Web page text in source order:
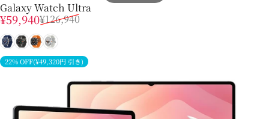
Galaxy Watch Ultra
販売価格
¥59,940
通常価格¥126,940
チタンブルー
チタンシルバー
チタングレー
チタンホワイト
22% OFF(¥49,320円 引き)